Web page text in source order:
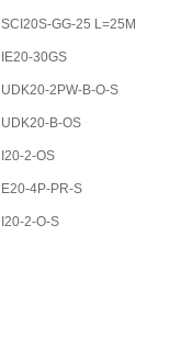
SCI20S-GG-25 L=25M
IE20-30GS
UDK20-2PW-B-O-S
UDK20-B-OS
I20-2-OS
E20-4P-PR-S
I20-2-O-S